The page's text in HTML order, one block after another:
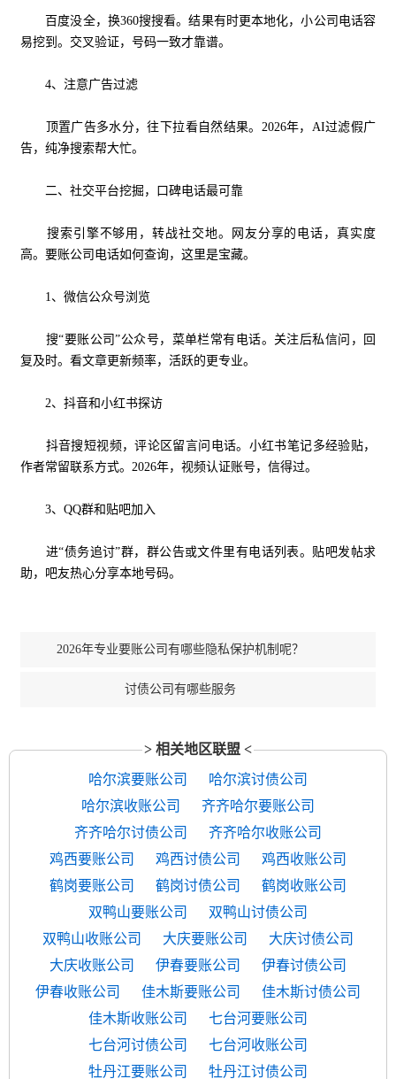
百度没全，换360搜搜看。结果有时更本地化，小公司电话容
易挖到。交叉验证，号码一致才靠谱。
4、注意广告过滤
顶置广告多水分，往下拉看自然结果。2026年，AI过滤假广
告，纯净搜索帮大忙。
二、社交平台挖掘，口碑电话最可靠
搜索引擎不够用，转战社交地。网友分享的电话，真实度
高。要账公司电话如何查询，这里是宝藏。
1、微信公众号浏览
搜“要账公司”公众号，菜单栏常有电话。关注后私信问，回
复及时。看文章更新频率，活跃的更专业。
2、抖音和小红书探访
抖音搜短视频，评论区留言问电话。小红书笔记多经验贴，
作者常留联系方式。2026年，视频认证账号，信得过。
3、QQ群和贴吧加入
进“债务追讨”群，群公告或文件里有电话列表。贴吧发帖求
助，吧友热心分享本地号码。
2026年专业要账公司有哪些隐私保护机制呢？
讨债公司有哪些服务
> 相关地区联盟 <
哈尔滨要账公司
哈尔滨讨债公司
哈尔滨收账公司
齐齐哈尔要账公司
齐齐哈尔讨债公司
齐齐哈尔收账公司
鸡西要账公司
鸡西讨债公司
鸡西收账公司
鹤岗要账公司
鹤岗讨债公司
鹤岗收账公司
双鸭山要账公司
双鸭山讨债公司
双鸭山收账公司
大庆要账公司
大庆讨债公司
大庆收账公司
伊春要账公司
伊春讨债公司
伊春收账公司
佳木斯要账公司
佳木斯讨债公司
佳木斯收账公司
七台河要账公司
七台河讨债公司
七台河收账公司
牡丹江要账公司
牡丹江讨债公司